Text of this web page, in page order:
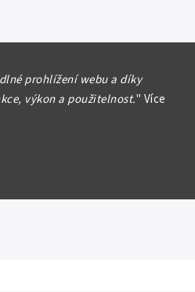
prohlížení webu a díky
výkon a použitelnost." Více